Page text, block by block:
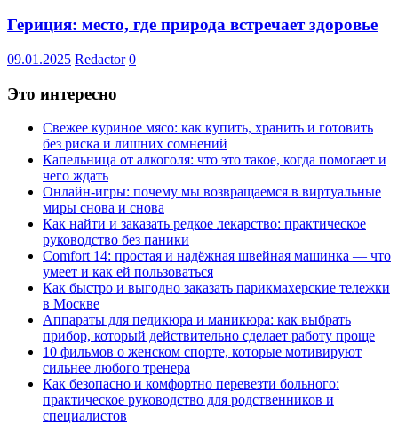
Гериция: место, где природа встречает здоровье
09.01.2025 Redactor 0
Это интересно
Свежее куриное мясо: как купить, хранить и готовить
без риска и лишних сомнений
Капельница от алкоголя: что это такое, когда помогает и
чего ждать
Онлайн-игры: почему мы возвращаемся в виртуальные
миры снова и снова
Как найти и заказать редкое лекарство: практическое
руководство без паники
Comfort 14: простая и надёжная швейная машинка — что
умеет и как ей пользоваться
Как быстро и выгодно заказать парикмахерские тележки
в Москве
Аппараты для педикюра и маникюра: как выбрать
прибор, который действительно сделает работу проще
10 фильмов о женском спорте, которые мотивируют
сильнее любого тренера
Как безопасно и комфортно перевезти больного:
практическое руководство для родственников и
специалистов